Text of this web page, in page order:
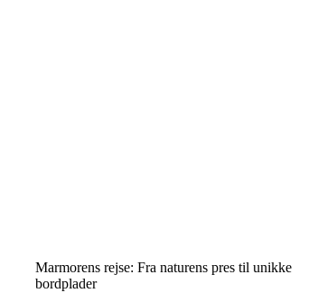
Marmorens rejse: Fra naturens pres til unikke
bordplader